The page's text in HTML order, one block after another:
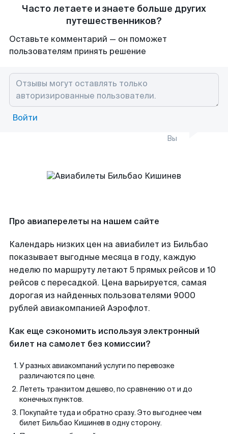
Часто летаете и знаете больше других
путешественников?
Оставьте комментарий — он поможет
пользователям принять решение
Войти
Вы
Про авиаперелеты на нашем сайте
Календарь низких цен на авиабилет из Бильбао
показывает выгодные месяца в году, каждую
неделю по маршруту летают 5 прямых рейсов и 10
рейсов с пересадкой. Цена варьируется, самая
дорогая из найденных пользователями 9000
рублей авиакомпанией Аэрофлот.
Как еще сэкономить используя электронный
билет на самолет без комиссии?
У разных авиакомпаний услуги по перевозке
различаются по цене.
Лететь транзитом дешево, по сравнению от и до
конечных пунктов.
Покупайте туда и обратно сразу. Это выгоднее чем
билет Бильбао Кишинев в одну сторону.